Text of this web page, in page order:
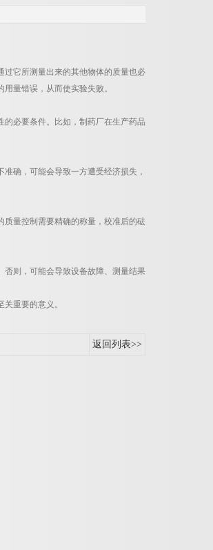
过它所测量出来的其他物体的质量也必
量错误，从而使实验失败。
必要条件。比如，制药厂在生产药品
确，可能会导致一方遭受经济损失，
质量控制需要精确的称量，校准后的砝
否则，可能会导致设备故障、测量结果
重要的意义。
返回列表>>